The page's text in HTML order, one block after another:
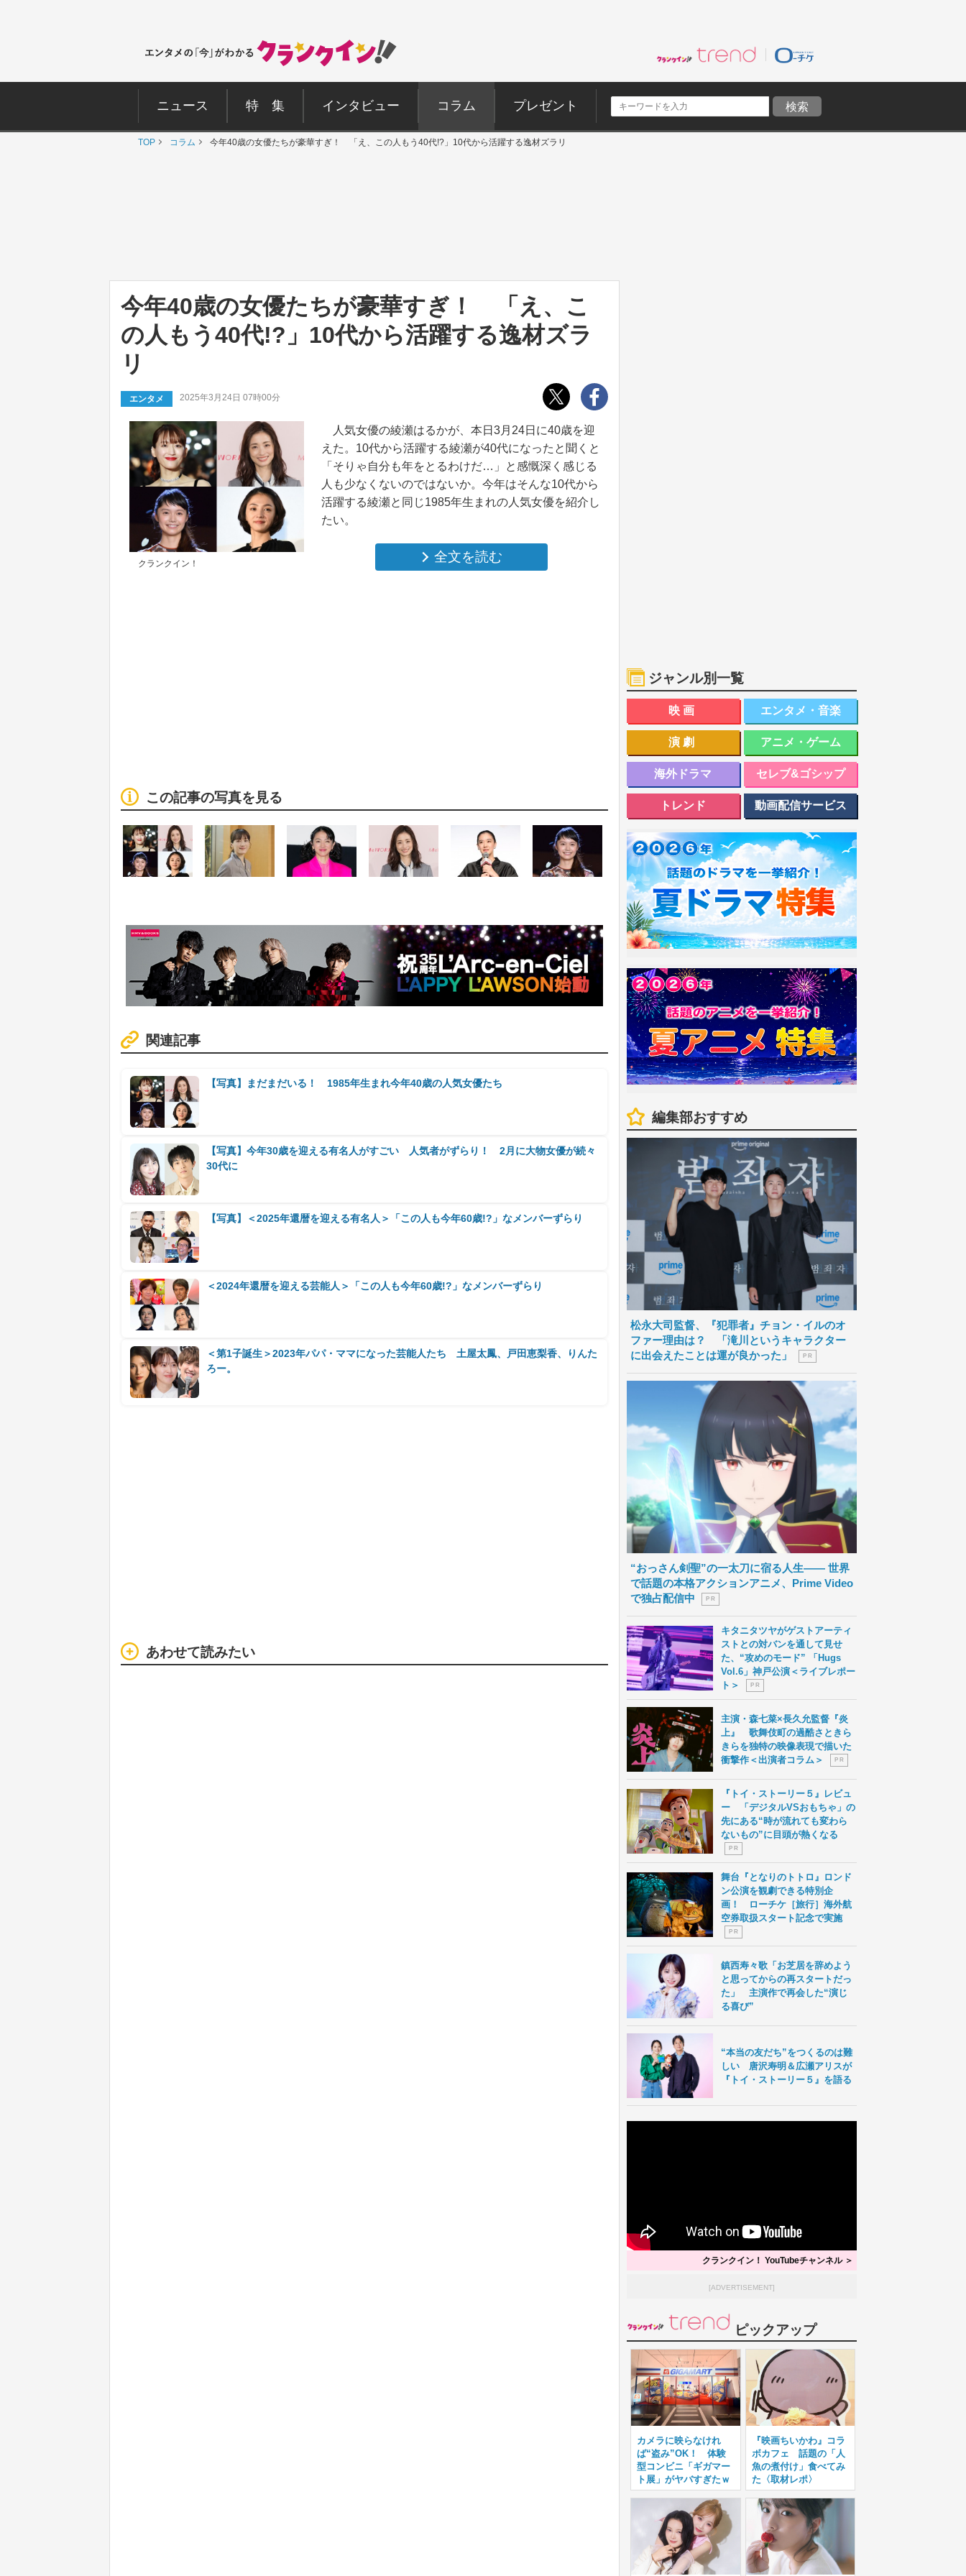
ニュース 特 集 インタビュー コラム プレゼント
TOP コラム 今年40歳の女優たちが豪華すぎ！ 「え、この人もう40代!?」10代から活躍する逸材ズラリ
今年40歳の女優たちが豪華すぎ！ 「え、こ
の人もう40代!?」10代から活躍する逸材ズラ
リ
エンタメ 2025年3月24日 07時00分
人気女優の綾瀬はるかが、本日3月24日に40歳を迎
えた。10代から活躍する綾瀬が40代になったと聞くと
「そりゃ自分も年をとるわけだ…」と感慨深く感じる
人も少なくないのではないか。今年はそんな10代から
活躍する綾瀬と同じ1985年生まれの人気女優を紹介し
たい。
全文を読む
クランクイン！
この記事の写真を見る
関連記事
【写真】まだまだいる！ 1985年生まれ今年40歳の人気女優たち
【写真】今年30歳を迎える有名人がすごい 人気者がずらり！ 2月に大物女優が続々
30代に
【写真】＜2025年還暦を迎える有名人＞「この人も今年60歳!?」なメンバーずらり
＜2024年還暦を迎える芸能人＞「この人も今年60歳!?」なメンバーずらり
＜第1子誕生＞2023年パパ・ママになった芸能人たち 土屋太鳳、戸田恵梨香、りんた
ろー。
あわせて読みたい
ジャンル別一覧
映画 エンタメ・音楽
演劇 アニメ・ゲーム
海外ドラマ セレブ&ゴシップ
トレンド 動画配信サービス
編集部おすすめ
松永大司監督、『犯罪者』チョン・イルのオ
ファー理由は？ 「滝川というキャラクター
に出会えたことは運が良かった」
P R
“おっさん剣聖”の一太刀に宿る人生―― 世界
で話題の本格アクションアニメ、Prime Video
で独占配信中
P R
キタニタツヤがゲストアーティ
ストとの対バンを通して見せ
た、“攻めのモード” 「Hugs
Vol.6」神戸公演＜ライブレポー
ト＞
P R
主演・森七菜×長久允監督『炎
上』 歌舞伎町の過酷さときら
きらを独特の映像表現で描いた
衝撃作＜出演者コラム＞
P R
『トイ・ストーリー５』レビュ
ー 「デジタルVSおもちゃ」の
先にある“時が流れても変わら
ないもの”に目頭が熱くなる
P R
舞台『となりのトトロ』ロンド
ン公演を観劇できる特別企
画！ ローチケ［旅行］海外航
空券取扱スタート記念で実施
P R
鎮西寿々歌「お芝居を辞めよう
と思ってからの再スタートだっ
た」 主演作で再会した“演じ
る喜び”
“本当の友だち”をつくるのは難
しい 唐沢寿明＆広瀬アリスが
『トイ・ストーリー５』を語る
クランクイン！ YouTubeチャンネル ＞
[ADVERTISEMENT]
ピックアップ
カメラに映らなけれ
ば“盗み”OK！ 体験
型コンビニ「ギガマー
ト展」がヤバすぎたｗ
『映画ちいかわ』コラ
ボカフェ 話題の「人
魚の煮付け」食べてみ
た〈取材レポ〉